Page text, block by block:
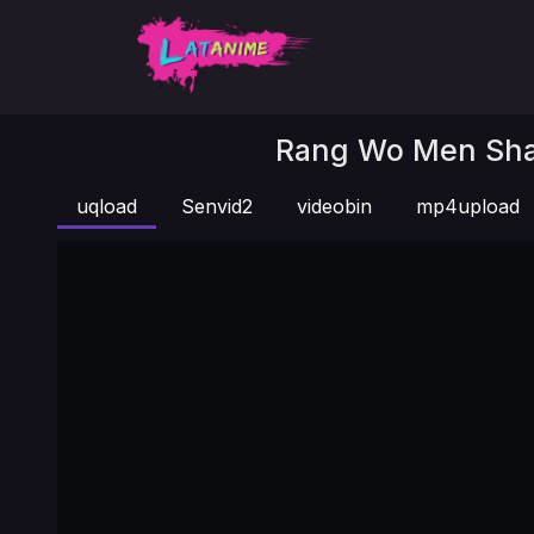
Rang Wo Men
uqload Senvid2 videobin mp4upload